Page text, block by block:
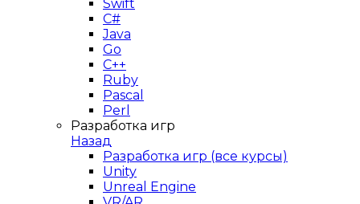
Swift
C#
Java
Go
C++
Ruby
Pascal
Perl
Разработка игр
Назад
Разработка игр (все курсы)
Unity
Unreal Engine